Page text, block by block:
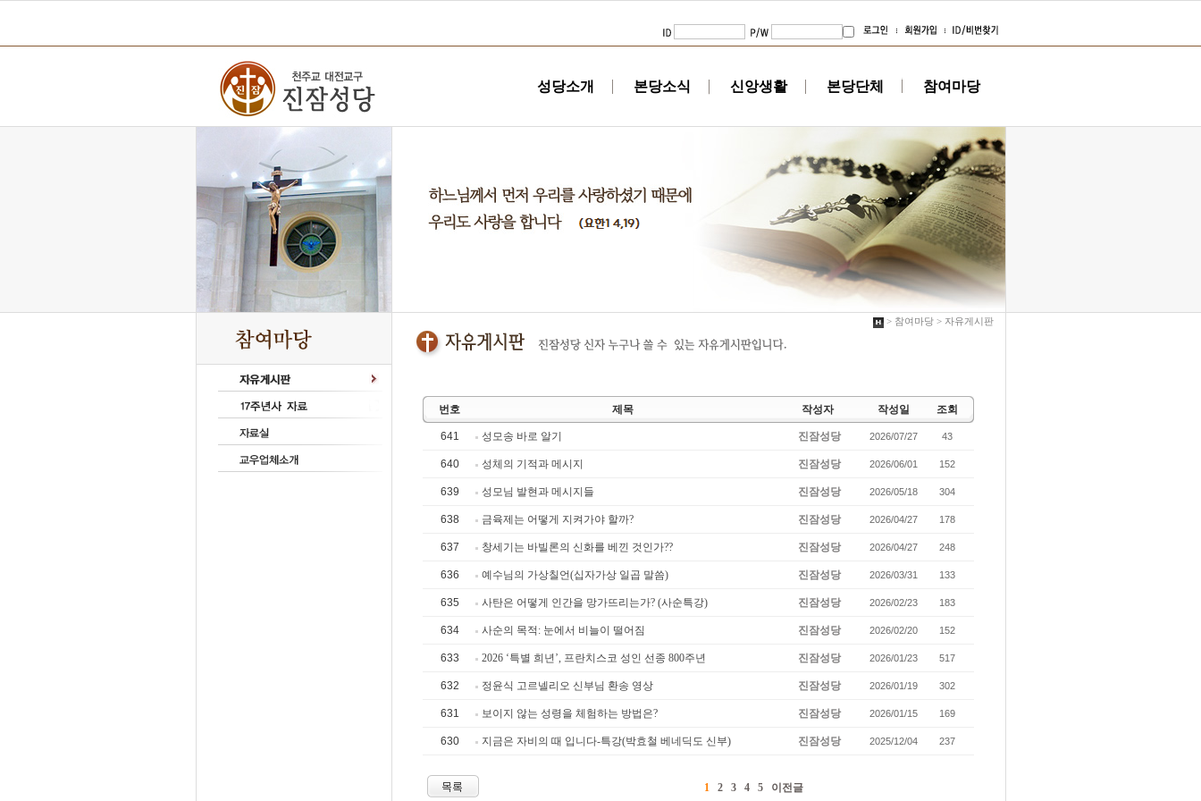
성당소개 본당소식 신앙생활 본당단체 참여마당
> 참여마당 > 자유게시판
번호 제목 작성자 작성일 조회
641 성모송 바로 알기 진잠성당 2026/07/27 43
640 성체의 기적과 메시지 진잠성당 2026/06/01 152
639 성모님 발현과 메시지들 진잠성당 2026/05/18 304
638 금육제는 어떻게 지켜가야 할까? 진잠성당 2026/04/27 178
637 창세기는 바빌론의 신화를 베낀 것인가?? 진잠성당 2026/04/27 248
636 예수님의 가상칠언(십자가상 일곱 말씀) 진잠성당 2026/03/31 133
635 사탄은 어떻게 인간을 망가뜨리는가? (사순특강) 진잠성당 2026/02/23 183
634 사순의 목적: 눈에서 비늘이 떨어짐 진잠성당 2026/02/20 152
633 2026 ‘특별 희년’, 프란치스코 성인 선종 800주년 진잠성당 2026/01/23 517
632 정윤식 고르넬리오 신부님 환송 영상 진잠성당 2026/01/19 302
631 보이지 않는 성령을 체험하는 방법은? 진잠성당 2026/01/15 169
630 지금은 자비의 때 입니다-특강(박효철 베네딕도 신부) 진잠성당 2025/12/04 237
1 2 3 4 5 이전글